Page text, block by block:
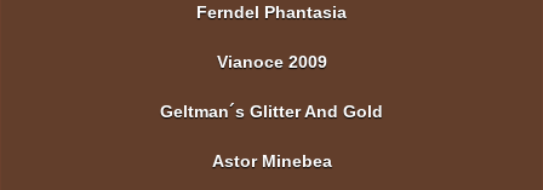
Ferndel Phantasia
Vianoce 2009
Geltman´s Glitter And Gold
Astor Minebea